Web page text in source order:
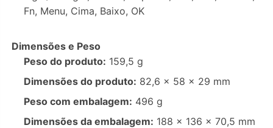
Fn, Menu, Cima, Baixo, OK
Dimensões e Peso
Peso do produto: 159,5 g
Dimensões do produto: 82,6 × 58 × 29 mm
Peso com embalagem: 496 g
Dimensões da embalagem: 188 × 136 × 70,5 mm